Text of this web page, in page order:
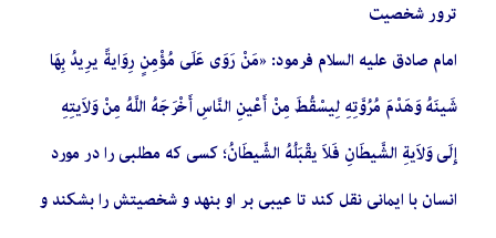
ترور شخصیت
امام صادق علیه السلام فرمود: «مَنْ رَوَی عَلَی مُؤْمِنٍ رِوَایةً یرِیدُ بِهَا
شَینَهُ وَهَدْمَ مُرُوَّتِهِ لِیسْقُطَ مِنْ أَعْینِ النَّاسِ أَخْرَجَهُ اللَّهُ مِنْ وَلاَیتِهِ
إِلَی وَلاَیةِ الشَّیطَانِ فَلاَ یقْبَلُهُ الشَّیطَانُ؛ كسی كه مطلبی را در مورد
انسان با ایمانی نقل كند تا عیبی بر او بنهد و شخصیتش را بشكند و